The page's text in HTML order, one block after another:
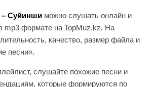
– Суйинши можно слушать онлайн и
mp3 формате на TopMuz.kz. На
качество, размер файла и
песни».
слушайте похожие песни и
которые формируются по